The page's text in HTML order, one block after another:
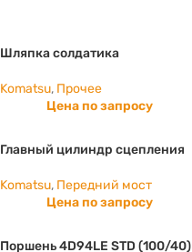
Шляпка солдатика
Komatsu, Прочее
Цена по запросу
Главный цилиндр сцепления
Komatsu, Передний мост
Цена по запросу
Поршень 4D94LE STD (100/40)